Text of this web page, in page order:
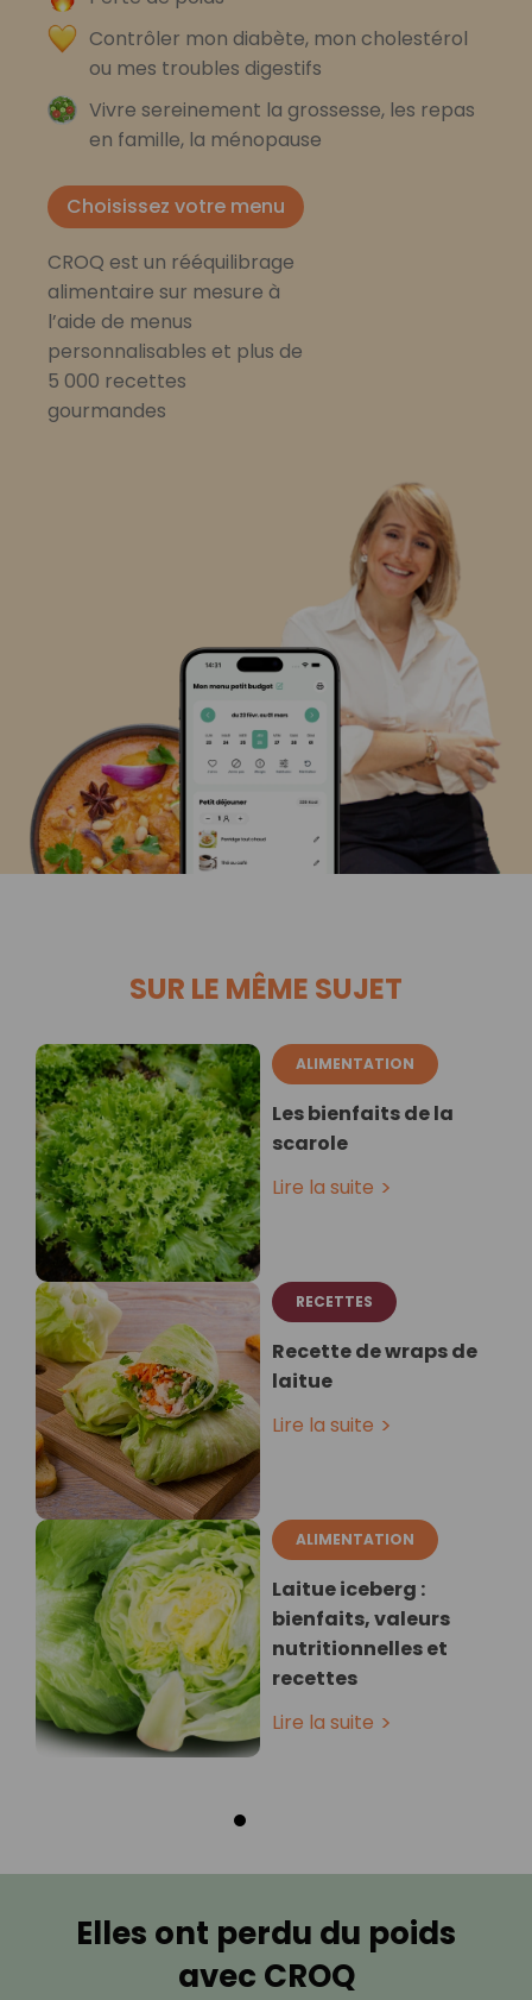
Contrôler mon diabète, mon cholestérol
ou mes troubles digestifs
Vivre sereinement la grossesse, les repas
en famille, la ménopause
Choisissez votre menu
CROQ est un rééquilibrage
alimentaire sur mesure à
l’aide de menus
personnalisables et plus de
5 000 recettes
gourmandes
SUR LE MÊME SUJET
ALIMENTATION
Les bienfaits de la
scarole
Lire la suite
RECETTES
Recette de wraps de
laitue
Lire la suite
ALIMENTATION
Laitue iceberg :
bienfaits, valeurs
nutritionnelles et
recettes
Lire la suite
Elles ont perdu du poids
avec CROQ